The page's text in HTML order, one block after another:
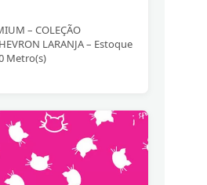
– COLEÇÃO
LARANJA – Estoque
Metro(s)